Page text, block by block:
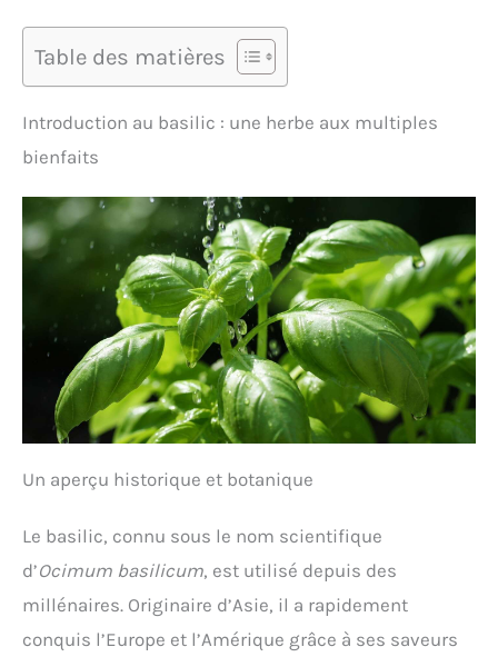
Table des matières
Introduction au basilic : une herbe aux multiples
bienfaits
Un aperçu historique et botanique
Le basilic, connu sous le nom scientifique
d’Ocimum basilicum, est utilisé depuis des
millénaires. Originaire d’Asie, il a rapidement
conquis l’Europe et l’Amérique grâce à ses saveurs